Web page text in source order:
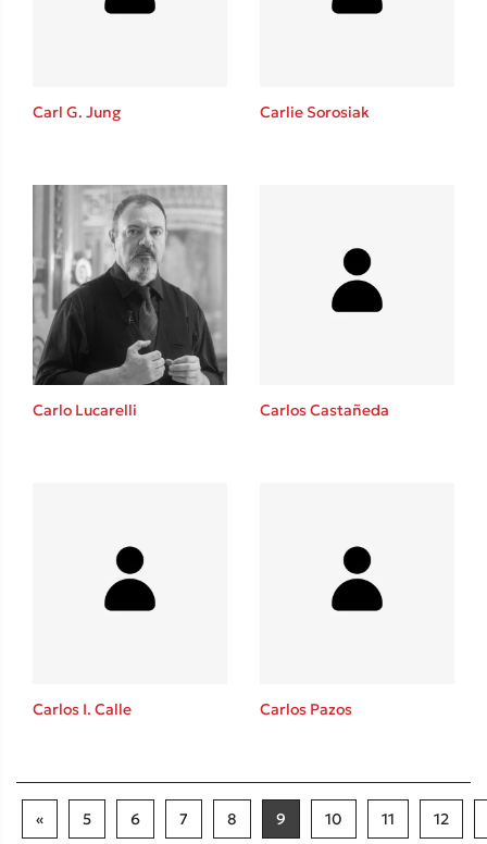
Carl G. Jung Carlie Sorosiak
Carlo Lucarelli Carlos Castañeda
Carlos I. Calle Carlos Pazos
« 5 6 7 8 9 10 11 12